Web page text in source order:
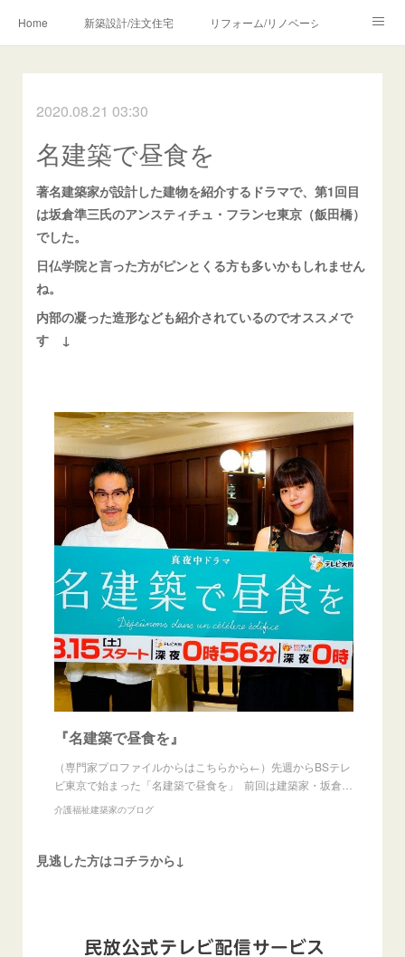
Home 新築設計/注文住宅 リフォーム/リノベーション
Profile/作品について お問合せ/アクセス
メディア・講師・執筆・SNS関連
2020.08.21 03:30
名建築で昼食を
著名建築家が設計した建物を紹介するドラマで、第1回目
は坂倉準三氏のアンスティチュ・フランセ東京（飯田橋）
でした。
日仏学院と言った方がピンとくる方も多いかもしれません
ね。
内部の凝った造形なども紹介されているのでオススメで
す ↓
『名建築で昼食を』
（専門家プロファイルからはこちらから←）先週からBSテレ
ビ東京で始まった「名建築で昼食を」 前回は建築家・坂倉…
介護福祉建築家のブログ
見逃した方はコチラから↓